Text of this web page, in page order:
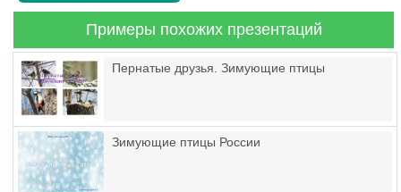
Примеры похожих презентаций
Пернатые друзья. Зимующие птицы
Зимующие птицы России